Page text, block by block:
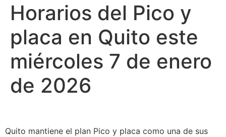
Horarios del Pico y
placa en Quito este
miércoles 7 de enero
de 2026
Quito mantiene el plan Pico y placa como una de sus